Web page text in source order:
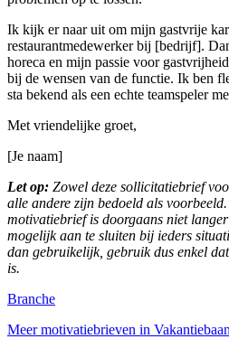
Ik kijk er naar uit om mijn gastvrije
restaurantmedewerker bij [bedrijf].
horeca en mijn passie voor
bij de wensen van de functie. Ik ben
sta bekend als een echte teamspeler
Met vriendelijke groet,
[Je naam]
Let op: Zowel deze sollicitatiebrief
alle andere zijn bedoeld als
motivatiebrief is doorgaans niet
mogelijk aan te sluiten bij ieders
dan gebruikelijk, gebruik dus enkel
is.
Branche
Meer motivatiebrieven in Vakantiebaan